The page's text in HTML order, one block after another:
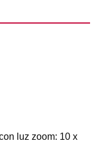
luz zoom: 10 x